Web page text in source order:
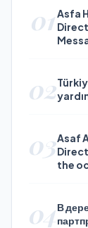
01Asfa
02
03Asaf
the
04В